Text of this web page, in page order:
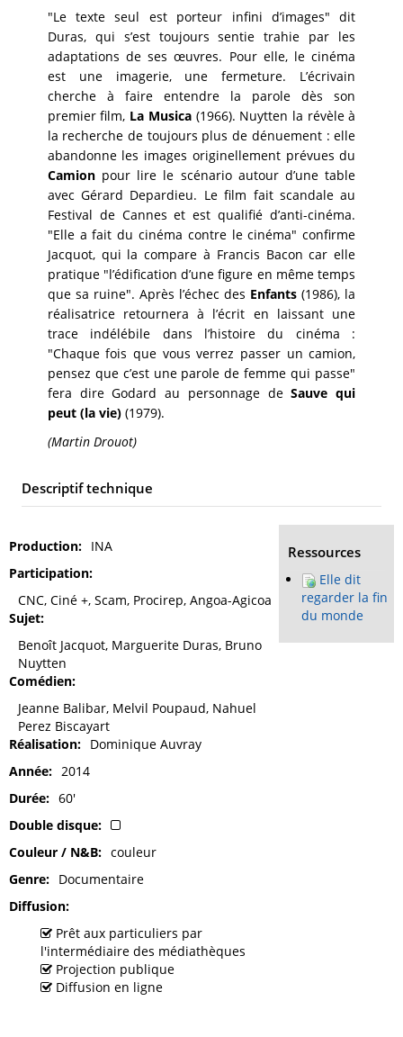
"Le texte seul est porteur infini d’images" dit
Duras, qui s’est toujours sentie trahie par les
adaptations de ses œuvres. Pour elle, le cinéma
est une imagerie, une fermeture. L’écrivain
cherche à faire entendre la parole dès son
premier film, La Musica(1966). Nuytten la révèle à
la recherche de toujours plus de dénuement : elle
abandonne les images originellement prévues du
Camionpour lire le scénario autour d’une table
avec Gérard Depardieu. Le film fait scandale au
Festival de Cannes et est qualifié d’anti-cinéma.
"Elle a fait du cinéma contre le cinéma" confirme
Jacquot, qui la compare à Francis Bacon car elle
pratique "l’édification d’une figure en même temps
que sa ruine". Après l’échec des Enfants (1986), la
réalisatrice retournera à l’écrit en laissant une
trace indélébile dans l’histoire du cinéma :
"Chaque fois que vous verrez passer un camion,
pensez que c’est une parole de femme qui passe"
fera dire Godard au personnage deSauve qui
peut (la vie)(1979).
(Martin Drouot)
Descriptif technique
Production
INA
Participation
CNC, Ciné +, Scam, Procirep, Angoa-Agicoa
Sujet
Benoît Jacquot, Marguerite Duras, Bruno
Nuytten
Comédien
Jeanne Balibar, Melvil Poupaud, Nahuel
Perez Biscayart
Réalisation
Dominique Auvray
Année
2014
Durée
60'
Double disque
Couleur / N&B
couleur
Genre
Documentaire
Diffusion
Prêt aux particuliers par
l'intermédiaire des médiathèques
Projection publique
Diffusion en ligne
Ressources
Elle dit
regarder la fin
du monde